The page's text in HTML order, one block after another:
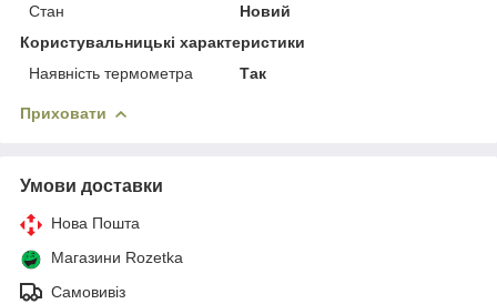
Стан
Новий
Користувальницькі характеристики
Наявність термометра
Так
Приховати
Умови доставки
Нова Пошта
Магазини Rozetka
Самовивіз